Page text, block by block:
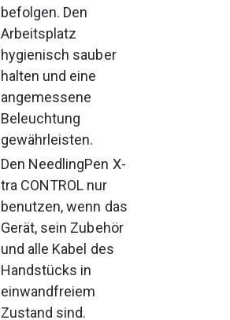
befolgen. Den
Arbeitsplatz
hygienisch sauber
halten und eine
angemessene
Beleuchtung
gewährleisten.
Den NeedlingPen X-
tra CONTROL nur
benutzen, wenn das
Gerät, sein Zubehör
und alle Kabel des
Handstücks in
einwandfreiem
Zustand sind.